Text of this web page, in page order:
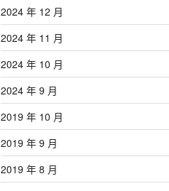
2024 年 12 月
2024 年 11 月
2024 年 10 月
2024 年 9 月
2019 年 10 月
2019 年 9 月
2019 年 8 月